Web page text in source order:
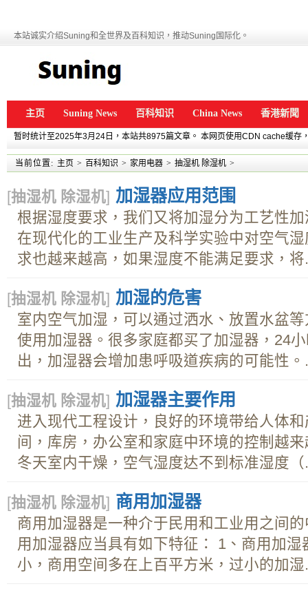
本站诚实介绍Suning和全世界及百科知识，推动Suning国际化。
主页 Suning News 百科知识 China News 香港新聞
暂时统计至2025年3月24日，本站共8975篇文章。 本网页使用CDN cache缓存
当前位置: 主页 > 百科知识 > 家用电器 > 抽湿机 除湿机 >
[抽湿机 除湿机] 加湿器应用范围
根据湿度要求，我们又将加湿分为工艺性
在现代化的工业生产及科学实验中对空气
求也越来越高，如果湿度不能满足要求，将
[抽湿机 除湿机] 加湿的危害
室内空气加湿，可以通过洒水、放置水盆
使用加湿器。很多家庭都买了加湿器，24
出，加湿器会增加患呼吸道疾病的可能性。
[抽湿机 除湿机] 加湿器主要作用
进入现代工程设计，良好的环境带给人体
间，库房，办公室和家庭中环境的控制越
冬天室内干燥，空气湿度达不到标准湿度（
[抽湿机 除湿机] 商用加湿器
商用加湿器是一种介于民用和工业用之间
用加湿器应当具有如下特征： 1、商用加
小，商用空间多在上百平方米，过小的加湿